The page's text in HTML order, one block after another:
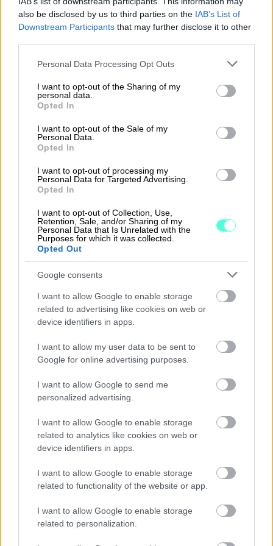
also be disclosed by us to third parties on the IAB’s List of
Downstream Participants that may further disclose it to other
Please note that this website/app uses one or more Google
not limited to your visit or usage behaviour. You may click to
grant or deny consent to Google and its third-party tags to
use your data for below specified purposes in below Google
consent section.
Personal Data Processing Opt Outs
I want to opt-out of the Sharing of my
personal data.
Opted In
I want to opt-out of the Sale of my
Personal Data.
Opted In
I want to opt-out of processing my
Personal Data for Targeted Advertising.
Opted In
I want to opt-out of Collection, Use,
Retention, Sale, and/or Sharing of my
Personal Data that Is Unrelated with the
Purposes for which it was collected.
Opted Out
Google consents
I want to allow Google to enable storage
related to advertising like cookies on web or
device identifiers in apps.
I want to allow my user data to be sent to
Google for online advertising purposes.
I want to allow Google to send me
personalized advertising.
I want to allow Google to enable storage
related to analytics like cookies on web or
device identifiers in apps.
I want to allow Google to enable storage
related to functionality of the website or app.
I want to allow Google to enable storage
related to personalization.
Valuuttakurssien synkronointi
Valuuttakurssit haetaan päivittäin Procountorista ja
monivaluuttalaskutuksen.
Reaaliaikaiset päivitykset webhookien
avulla
Asiakas- ja laskutiedot päivitetään reaaliajassa
Youniumin webhookien avulla, varmistaen että
Procountorissa näkyy aina uusimmat tiedot.
iizy:n täysin hallinnoima palvelu
konfiguroinnista, testauksesta ja jatkuvasta
ylläpidosta – sinulta ei vaadita teknistä osaamista.
Finago Procountor + Younium
Miten iizy yhdistää Youniumin ja
Procountorin?
iizy toimii integrointikerroksena Youniumin ja
Procountorin välillä, varmistaen että data siirtyy
Mitä dataa siirretään?
Integraatio synkronoi asiakkaat, laskut,
maksustatukset ja valuuttakurssit Youniumin ja